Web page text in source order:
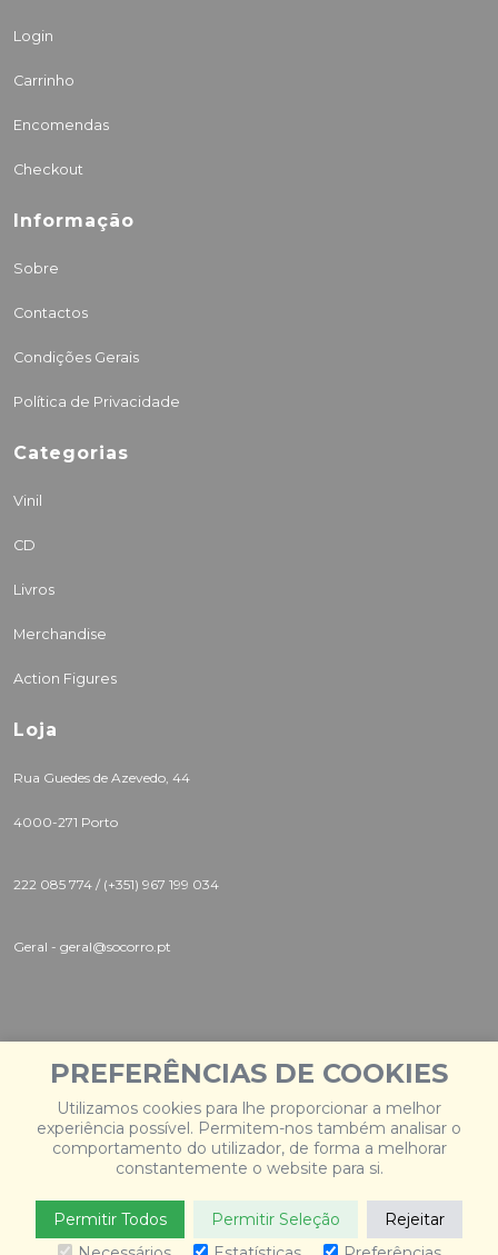
Login
Carrinho
Encomendas
Checkout
Informação
Sobre
Contactos
Condições Gerais
Política de Privacidade
Categorias
Vinil
CD
Livros
Merchandise
Action Figures
Loja
Rua Guedes de Azevedo, 44
4000-271 Porto
222 085 774 / (+351) 967 199 034
Geral - geral@socorro.pt
Instagram | Twitter |Facebook
. Todos os direitos reservados. Desenvolvido
Weblevel.
PREFERÊNCIAS DE COOKIES
Utilizamos cookies para lhe proporcionar a melhor
experiência possível. Permitem-nos também analisar o
comportamento do utilizador, de forma a melhorar
constantemente o website para si.
Permitir Todos Permitir Seleção
Rejeitar